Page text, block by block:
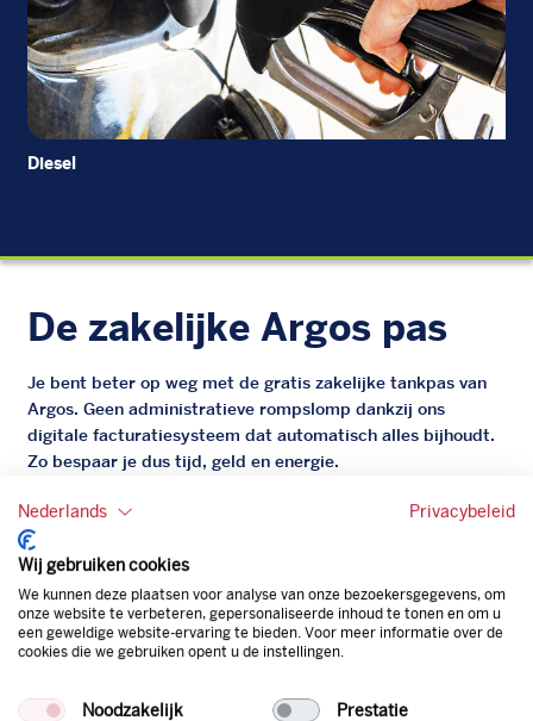
Diesel
De zakelijke Argos pas
Je bent beter op weg met de gratis zakelijke tankpas van
Argos. Geen administratieve rompslomp dankzij ons
digitale facturatiesysteem dat automatisch alles bijhoudt.
Zo bespaar je dus tijd, geld en energie.
Onze tankpas is super flexibel, zo geniet je van het gemak
van een flexibele limiet, zit je niet vast aan een contract en
bepaal je zelf of er wel of geen andere producten dan
brandstof mee betaalt kunnen worden.
Bovendien profiteer je altijd van een gegarandeerde
korting. Mocht de pompprijs toch lager zijn dan betaal je
van de laagste prijs.
Nederlands Privacybeleid
Wij gebruiken cookies
We kunnen deze plaatsen voor analyse van onze bezoekersgegevens, om
onze website te verbeteren, gepersonaliseerde inhoud te tonen en om u
een geweldige website-ervaring te bieden. Voor meer informatie over de
cookies die we gebruiken opent u de instellingen.
Noodzakelijk Prestatie